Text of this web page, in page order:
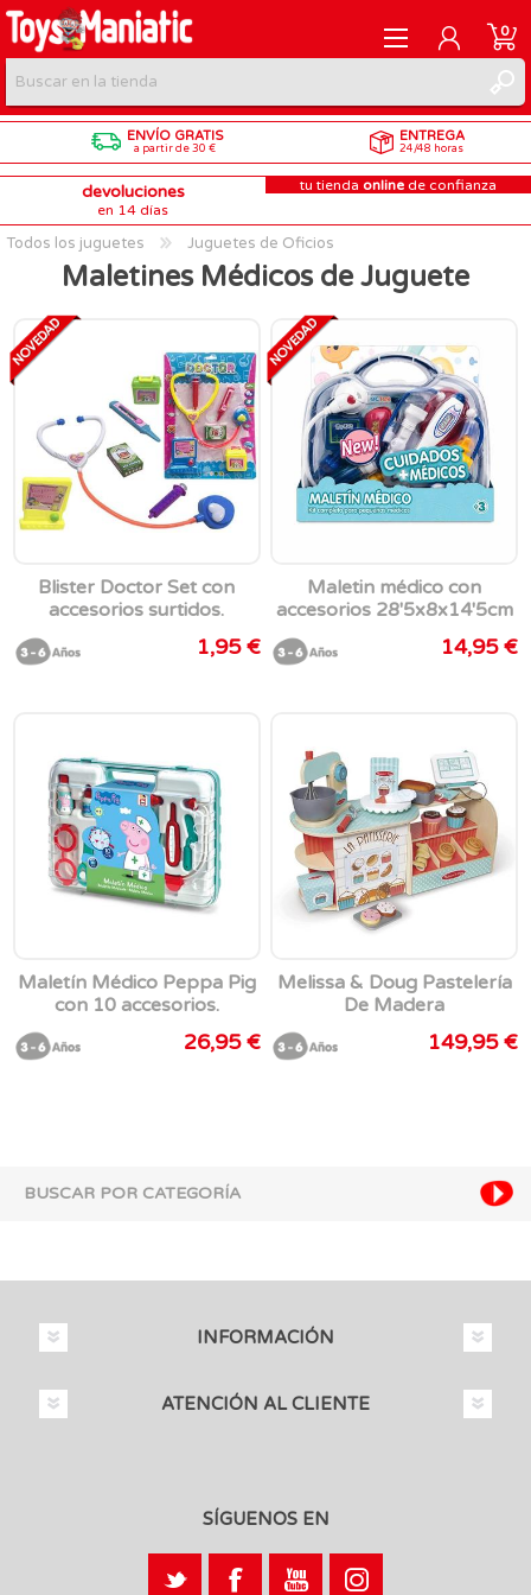
REGISTRARME
INICIAR SESIÓN
0
ENVÍO GRATIS
a partir de 30 €
ENTREGA
24/48 horas
devoluciones
en 14 días
tu tienda online de confianza
Todos los juguetes Juguetes de Oficios
Maletines Médicos de Juguete
Blister Doctor Set con
accesorios surtidos.
25,5x37x3 cm.
1,95 €
Maletin médico con
accesorios 28'5x8x14'5cm
14,95 €
Maletín Médico Peppa Pig
con 10 accesorios.
26,95 €
Melissa & Doug Pastelería
De Madera
149,95 €
BUSCAR POR CATEGORÍA
INFORMACIÓN
ATENCIÓN AL CLIENTE
SÍGUENOS EN